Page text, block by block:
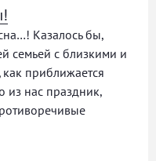
Казалось бы,
семьей с близкими и
приближается
нас праздник,